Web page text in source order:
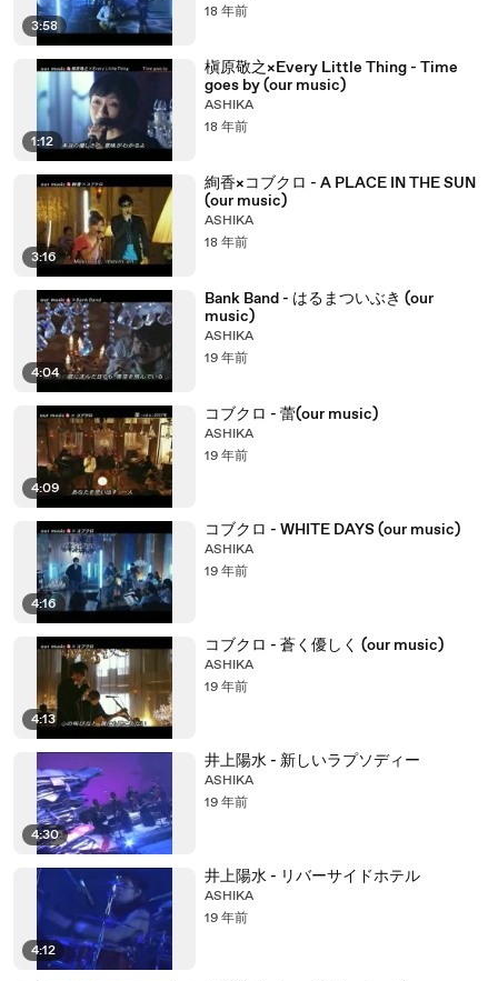
3:58
18 年前
1:12
槇原敬之×Every Little Thing - Time
goes by (our music)
ASHIKA
18 年前
3:16
絢香×コブクロ - A PLACE IN THE SUN
(our music)
ASHIKA
18 年前
4:04
Bank Band - はるまついぶき (our
music)
ASHIKA
19 年前
4:09
コブクロ - 蕾(our music)
ASHIKA
19 年前
4:16
コブクロ - WHITE DAYS (our music)
ASHIKA
19 年前
4:13
コブクロ - 蒼く優しく (our music)
ASHIKA
19 年前
4:30
井上陽水 - 新しいラプソディー
ASHIKA
19 年前
4:12
井上陽水 - リバーサイドホテル
ASHIKA
19 年前